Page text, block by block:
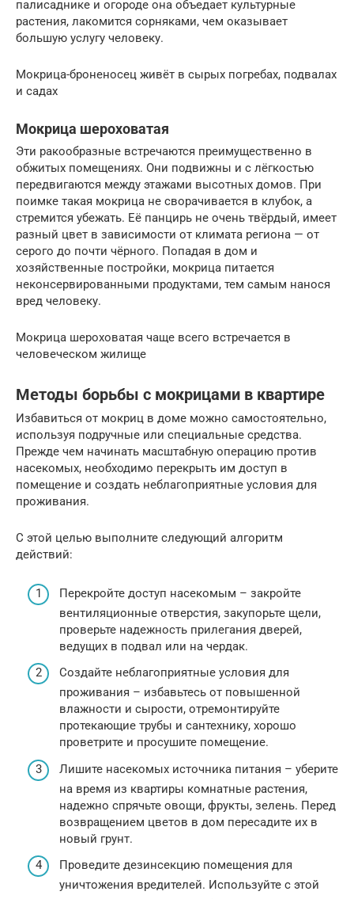
палисаднике и огороде она объедает культурные
растения, лакомится сорняками, чем оказывает
большую услугу человеку.
Мокрица-броненосец живёт в сырых погребах, подвалах
и садах
Мокрица шероховатая
Эти ракообразные встречаются преимущественно в
обжитых помещениях. Они подвижны и с лёгкостью
передвигаются между этажами высотных домов. При
поимке такая мокрица не сворачивается в клубок, а
стремится убежать. Её панцирь не очень твёрдый, имеет
разный цвет в зависимости от климата региона — от
серого до почти чёрного. Попадая в дом и
хозяйственные постройки, мокрица питается
неконсервированными продуктами, тем самым нанося
вред человеку.
Мокрица шероховатая чаще всего встречается в
человеческом жилище
Методы борьбы с мокрицами в квартире
Избавиться от мокриц в доме можно самостоятельно,
используя подручные или специальные средства.
Прежде чем начинать масштабную операцию против
насекомых, необходимо перекрыть им доступ в
помещение и создать неблагоприятные условия для
проживания.
С этой целью выполните следующий алгоритм
действий:
Перекройте доступ насекомым – закройте
вентиляционные отверстия, закупорьте щели,
проверьте надежность прилегания дверей,
ведущих в подвал или на чердак.
Создайте неблагоприятные условия для
проживания – избавьтесь от повышенной
влажности и сырости, отремонтируйте
протекающие трубы и сантехнику, хорошо
проветрите и просушите помещение.
Лишите насекомых источника питания – уберите
на время из квартиры комнатные растения,
надежно спрячьте овощи, фрукты, зелень. Перед
возвращением цветов в дом пересадите их в
новый грунт.
Проведите дезинсекцию помещения для
уничтожения вредителей. Используйте с этой